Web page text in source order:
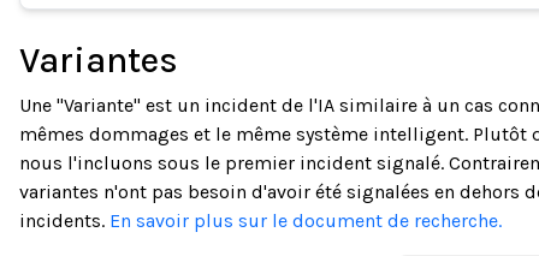
Variantes
Une "Variante" est un incident de l'IA similaire à un cas
mêmes dommages et le même système intelligent. Plutôt
nous l'incluons sous le premier incident signalé.
variantes n'ont pas besoin d'avoir été signalées en dehors
incidents. En savoir plus sur le document de recherche.